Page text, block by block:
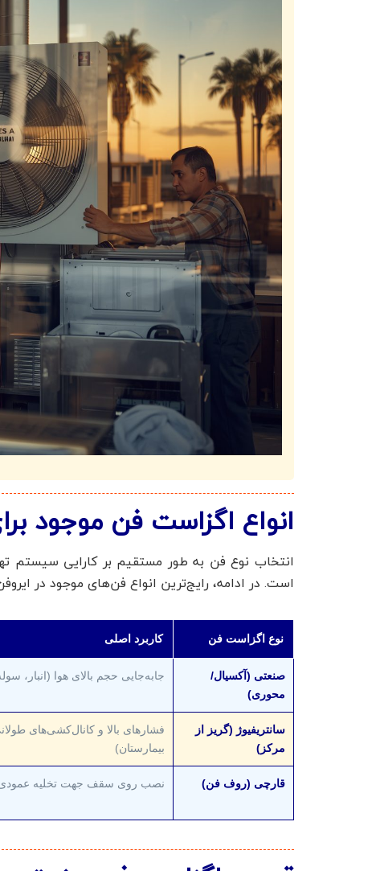
انواع اگزاست فن موجود
انتخاب نوع فن به طور مستقیم بر کارایی سیستم
است. در ادامه، رایج‌ترین انواع فن‌های موجود در
نوع اگزاست فن کاربرد اصلی
صنعتی (آکسیال/
محوری)
جابه‌جایی حجم بالای هوا (انبار،
سانتریفیوژ (گریز از
مرکز)
فشارهای بالا و کانال‌کشی‌های
بیمارستان)
قارچی (روف فن) نصب روی سقف جهت تخلیه